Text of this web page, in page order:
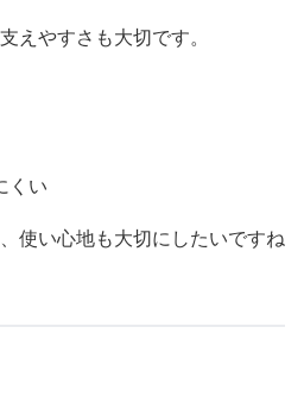
えやすさも大切です。
くい
使い心地も大切にしたいですね